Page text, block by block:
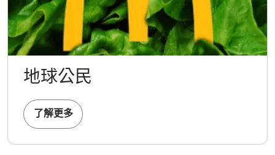
地球公民
了解更多